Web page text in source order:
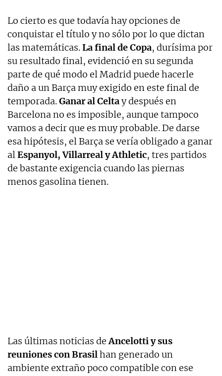
Lo cierto es que todavía hay opciones de
conquistar el título y no sólo por lo que dictan
las matemáticas.La final de Copa, durísima por
su resultado final, evidenció en su segunda
parte de qué modo el Madrid puede hacerle
daño a un Barça muy exigido en este final de
temporada.Ganar al Celtay después en
Barcelona no es imposible, aunque tampoco
vamos a decir que es muy probable. De darse
esa hipótesis, el Barça se vería obligado a ganar
alEspanyol, Villarreal y Athletic, tres partidos
de bastante exigencia cuando las piernas
menos gasolina tienen.
Las últimas noticias deAncelotti y sus
reuniones con Brasilhan generado un
ambiente extraño poco compatible con ese